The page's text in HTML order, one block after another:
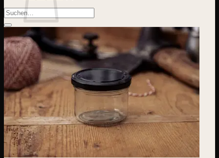
Es befinden sich keine Produkte im Warenkorb.
Zurück zum Shop
Suchen
nach: